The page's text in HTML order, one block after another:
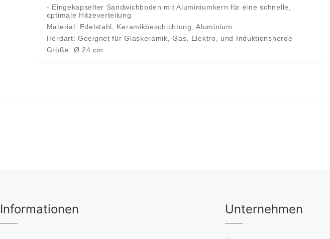
- Eingekapselter Sandwichboden mit Aluminiumkern für eine schnelle,
optimale Hitzeverteilung
Material: Edelstahl, Keramikbeschichtung, Aluminium
Herdart: Geeignet für Glaskeramik, Gas, Elektro, und Induktionsherde
Größe: Ø 24 cm
Informationen Unternehmen